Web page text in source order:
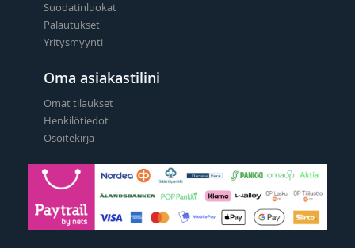
Suodatinluokat
Palautukset
Yritysmyynti
Oma asiakastilini
Omat tilaukset
Henkilötiedot
Osoitekirja